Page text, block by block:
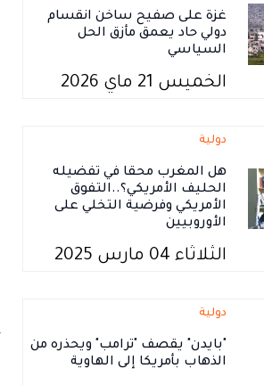
غزة على صفيح ساخن انقسام
دولي حاد يعمق مأزق الحل
السياسي
الخميس 21 ماي 2026
دولية
هل المغرب محقا في تفضيله
الحليف الأمريكي؟..التفوق
الأمريكي وفرضية التخلي على
الأوروبيين
الثلاثاء 04 مارس 2025
دولية
"بايدن" يقصف "ترامب" ويحذره من
الذهاب بأمريكا إلى الهاوية